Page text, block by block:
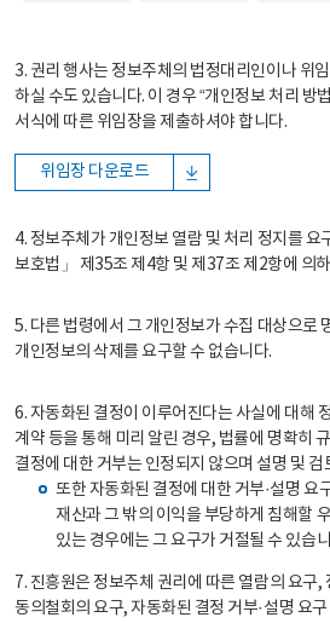
3. 권리 행사는 정보주체의 법정대리인이나 위
하실 수도 있습니다. 이 경우 “개인정보 처리 방
서식에 따른 위임장을 제출하셔야 합니다.
위임장 다운로드
4. 정보주체가 개인정보 열람 및 처리 정지를 요
보호법」 제35조 제4항 및 제37조 제2항에 의
5. 다른 법령에서 그 개인정보가 수집 대상으로
개인정보의 삭제를 요구할 수 없습니다.
6. 자동화된 결정이 이루어진다는 사실에 대해
계약 등을 통해 미리 알린 경우, 법률에 명확히
결정에 대한 거부는 인정되지 않으며 설명 및 검
또한 자동화된 결정에 대한 거부·설명 요
재산과 그 밖의 이익을 부당하게 침해할
있는 경우에는 그 요구가 거절될 수 있습
7. 진흥원은 정보주체 권리에 따른 열람의 요구,
동의철회의 요구, 자동화된 결정 거부·설명 요